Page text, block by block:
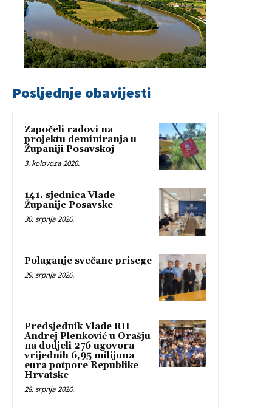
Posljednje obavijesti
Započeli radovi na
projektu deminiranja u
Županiji Posavskoj
3. kolovoza 2026.
141. sjednica Vlade
Županije Posavske
30. srpnja 2026.
Polaganje svečane prisege
29. srpnja 2026.
Predsjednik Vlade RH
Andrej Plenković u Orašju
na dodjeli 276 ugovora
vrijednih 6,95 milijuna
eura potpore Republike
Hrvatske
28. srpnja 2026.